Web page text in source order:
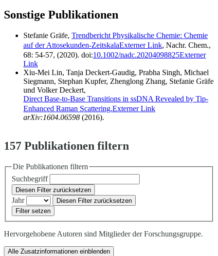
Sonstige Publikationen
Stefanie Gräfe, Trendbericht Physikalische Chemie: Chemie
auf der Attosekunden‐ZeitskalaExterner Link, Nachr. Chem.,
68: 54-57, (2020). doi:10.1002/nadc.20204098825Externer
Link
Xiu-Mei Lin, Tanja Deckert-Gaudig, Prabha Singh, Michael
Siegmann, Stephan Kupfer, Zhenglong Zhang, Stefanie Gräfe
und Volker Deckert,
Direct Base-to-Base Transitions in ssDNA Revealed by Tip-
Enhanced Raman Scattering.Externer Link
arXiv:1604.06598 (2016).
157 Publikationen filtern
Die Publikationen filtern
Suchbegriff
Diesen Filter zurücksetzen
Jahr
Diesen Filter zurücksetzen
Filter setzen
Hervorgehobene Autoren sind Mitglieder der Forschungsgruppe.
Alle Zusatzinformationen einblenden